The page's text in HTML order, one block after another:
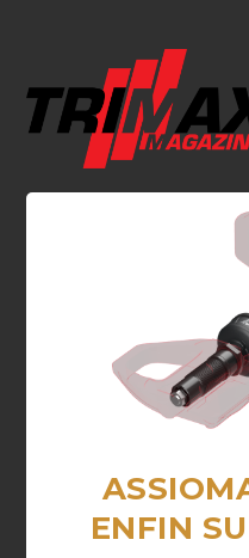
ENFIN